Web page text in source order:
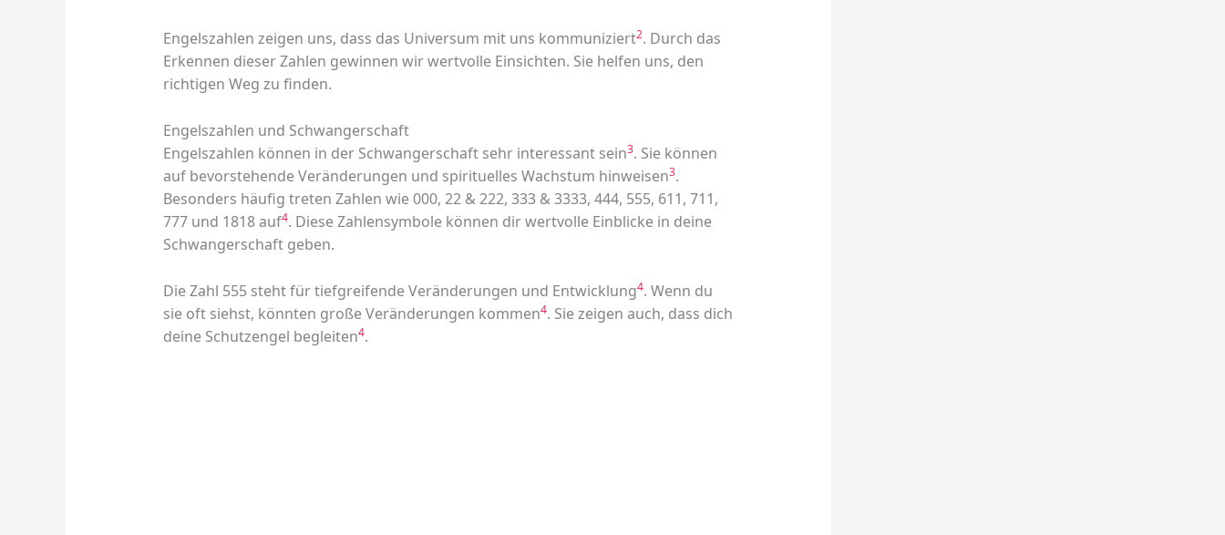
Engelszahlen zeigen uns, dass das Universum mit uns kommuniziert2. Durch das
Erkennen dieser Zahlen gewinnen wir wertvolle Einsichten. Sie helfen uns, den
richtigen Weg zu finden.
Engelszahlen und Schwangerschaft
Engelszahlen können in der Schwangerschaft sehr interessant sein3. Sie können
auf bevorstehende Veränderungen und spirituelles Wachstum hinweisen3.
Besonders häufig treten Zahlen wie 000, 22 & 222, 333 & 3333, 444, 555, 611, 711,
777 und 1818 auf4. Diese Zahlensymbole können dir wertvolle Einblicke in deine
Schwangerschaft geben.
Die Zahl 555 steht für tiefgreifende Veränderungen und Entwicklung4. Wenn du
sie oft siehst, könnten große Veränderungen kommen4. Sie zeigen auch, dass dich
deine Schutzengel begleiten4.